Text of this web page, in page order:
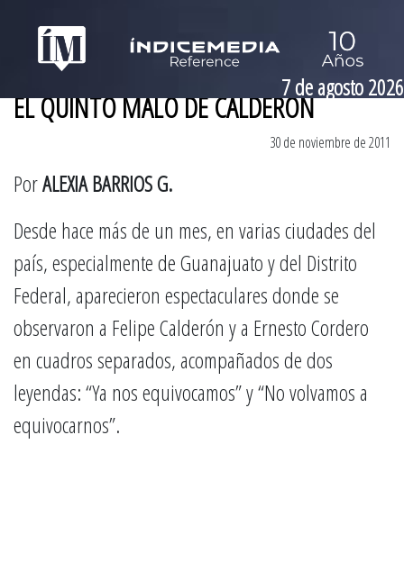
7 de agosto 2026
EL QUINTO MALO DE CALDERÓN
30 de noviembre de 2011
PorALEXIA BARRIOS G.
Desde hace más de un mes, en varias ciudades del
país, especialmente de Guanajuato y del Distrito
Federal, aparecieron espectaculares donde se
observaron a Felipe Calderón y a Ernesto Cordero
en cuadros separados, acompañados de dos
leyendas: “Ya nos equivocamos” y “No volvamos a
equivocarnos”.